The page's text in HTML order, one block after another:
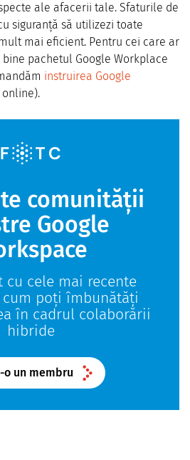
ale afacerii tale. Sfaturile de
siguranță să utilizezi toate
mai eficient. Pentru cei care ar
pachetul Google Workplace
instruirea Google
comunității
Google
cu cele mai recente
poți îmbunătăți
în cadrul colaborării
hibride
o un membru